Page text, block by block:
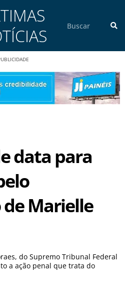
data para
Marielle
do Supremo Tribunal Federal
a ação penal que trata do